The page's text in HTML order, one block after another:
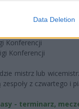
Data Deletion
mistrzowska)
ligowa)
Konferencji
Konferencji
mistrz lub
z czwartego i
- terminarz,